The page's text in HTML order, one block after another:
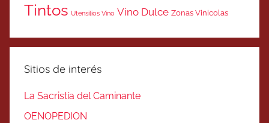
Tintos Utensilios Vino Vino Dulce Zonas Vinicolas
Sitios de interés
La Sacristía del Caminante
OENOPEDION